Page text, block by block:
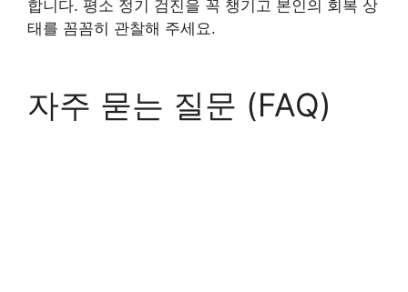
합니다. 평소 정기 검진을 꼭 챙기고 본인의 회복 상
태를 꼼꼼히 관찰해 주세요.
자주 묻는 질문 (FAQ)